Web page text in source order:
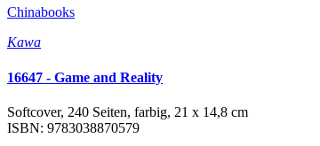
Chinabooks
Kawa
16647 - Game and Reality
Softcover, 240 Seiten, farbig, 21 x 14,8 cm
ISBN: 9783038870579